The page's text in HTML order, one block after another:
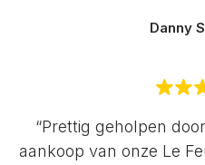
Danny
“Prettig geholpen
aankoop van onze Le